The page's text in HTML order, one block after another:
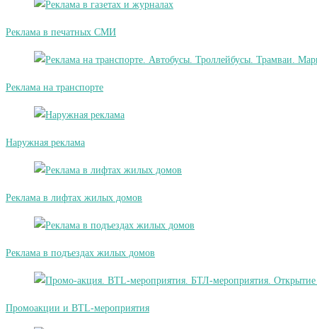
Реклама в печатных СМИ
Реклама на транспорте
Наружная реклама
Реклама в лифтах жилых домов
Реклама в подъездах жилых домов
Промоакции и BTL-мероприятия